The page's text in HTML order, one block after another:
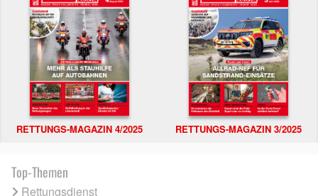
RETTUNGS-MAGAZIN 4/2025 RETTUNGS-MAGAZIN 3/2025
Top-Themen
Rettungsdienst